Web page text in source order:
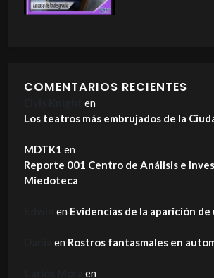
COMENTARIOS RECIENTES
en
Los teatros más embrujados de la
MDTK1 en
Reporte 001 Centro de Análisis e
Miedoteca
en Evidencias de la aparición de
en Rostros fantasmales en
en